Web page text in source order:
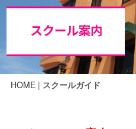
HOME | スクールガイド